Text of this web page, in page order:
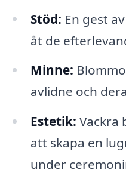
Stöd: En gest
åt de
Minne:
avlidne och
Estetik: Vackra
att skapa en
under